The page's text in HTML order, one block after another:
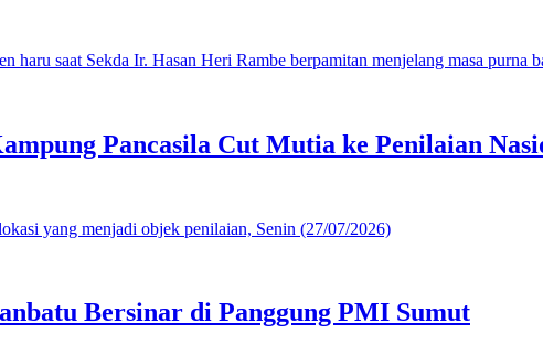
Pancasila Cut Mutia ke Penilaian
Bersinar di Panggung PMI Sumut